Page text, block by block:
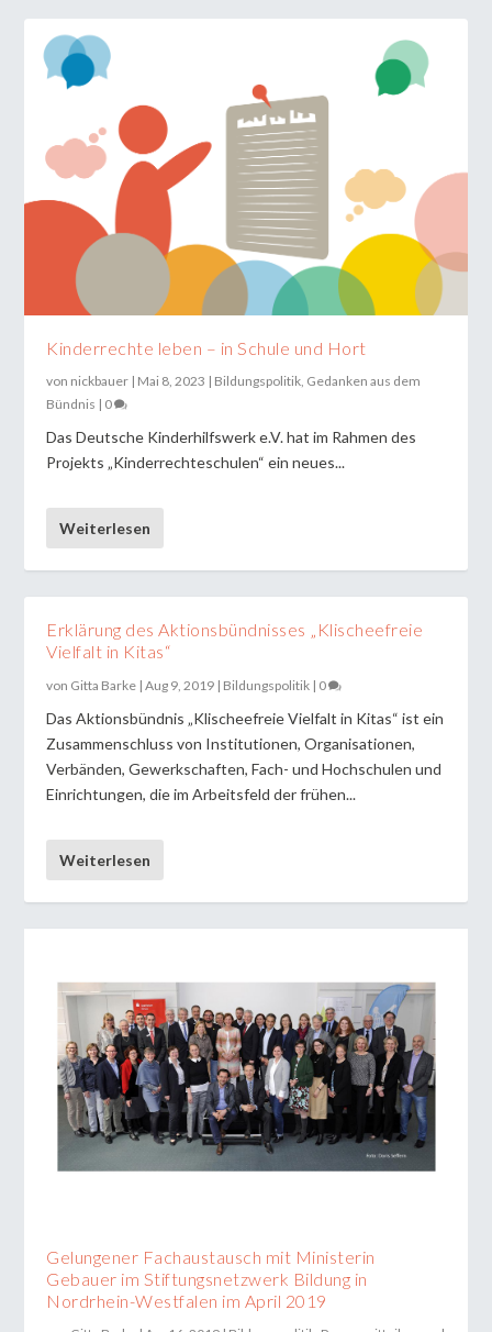
Kinderrechte leben – in Schule und Hort
von nickbauer | Mai 8, 2023 | Bildungspolitik Gedanken aus dem
Bündnis | 0
Das Deutsche Kinderhilfswerk e.V. hat im Rahmen des
Projekts „Kinderrechteschulen“ ein neues...
Weiterlesen
Erklärung des Aktionsbündnisses „Klischeefreie
Vielfalt in Kitas“
von Gitta Barke |Aug 9, 2019 | Bildungspolitik | 0
Das Aktionsbündnis „Klischeefreie Vielfalt in Kitas“ ist ein
Zusammenschluss von Institutionen, Organisationen,
Verbänden, Gewerkschaften, Fach- und Hochschulen und
Einrichtungen, die im Arbeitsfeld der frühen...
Weiterlesen
Gelungener Fachaustausch mit Ministerin
Gebauer im Stiftungsnetzwerk Bildung in
Nordrhein-Westfalen im April 2019